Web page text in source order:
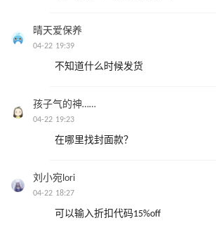
晴天爱保养
04-22 19:39
不知道什么时候发货
孩子气的神……
04-22 19:23
在哪里找封面款？
刘小宛lori
04-22 18:27
可以输入折扣代码15%off